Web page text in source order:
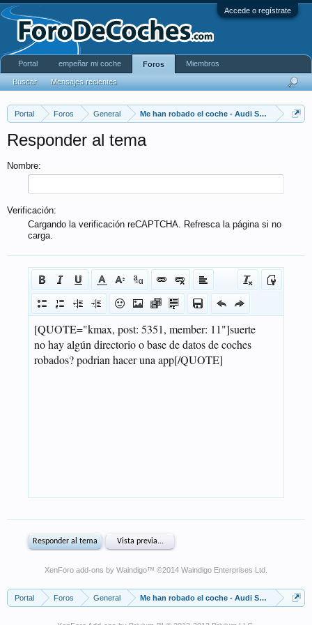
Accede o regístrate
Portal Foros General Me han robado el coche - Audi S3 negro -
Responder al tema
Nombre:
Verificación:
Cargando la verificación reCAPTCHA. Refresca la página si no
carga.
XenForo add-ons by Waindigo™ ©2014 Waindigo Enterprises Ltd
Portal Foros General Me han robado el coche - Audi S3 negro -
Portal empeñar mi coche Foros
Buscar Mensajes recientes
Miembros